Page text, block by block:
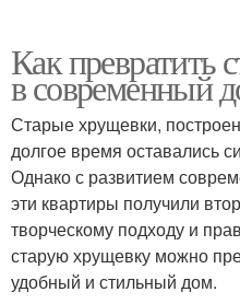
Как превратить
в современный
Старые хрущевки,
долгое время оставались
Однако с развитием
эти квартиры получили
творческому подходу и
старую хрущевку можно
удобный и стильный дом.